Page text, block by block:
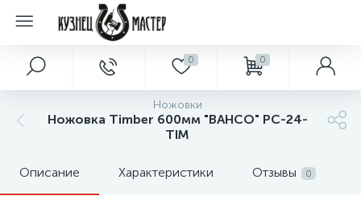
0 0
Ножовки
Ножовка Timber 600мм "BAHCO" PC-24-
TIM
Описание Характеристики Отзывы 0